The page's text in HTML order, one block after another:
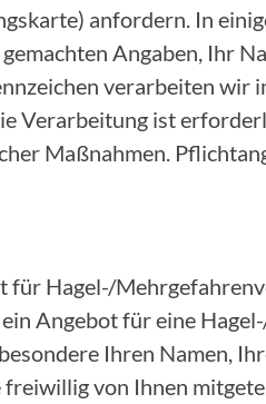
anfordern. In
Angaben, Ihr
verarbeiten wir
Verarbeitung ist
Maßnahmen.
für Hagel-/
Angebot für eine
Ihren Namen,
von Ihnen